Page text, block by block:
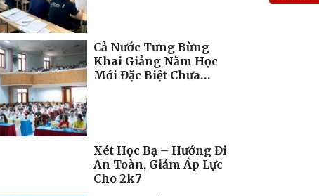
Cả Nước Tưng Bừng
Khai Giảng Năm Học
Mới Đặc Biệt Chưa
Xét Học Bạ – Hướng Đi
An Toàn, Giảm Áp Lực
Cho 2k7